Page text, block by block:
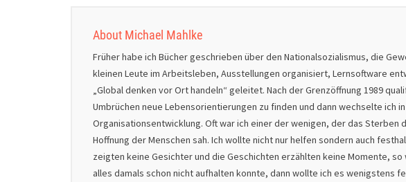
About Michael Mahlke
Früher habe ich Bücher geschrieben über den Nationalsozialismus, die
kleinen Leute im Arbeitsleben, Ausstellungen organisiert, Lernsoftware
„Global denken vor Ort handeln“ geleitet. Nach der Grenzöffnung 1989
Umbrüchen neue Lebensorientierungen zu finden und dann wechselte ich
Organisationsentwicklung. Oft war ich einer der wenigen, der das Sterben
Hoffnung der Menschen sah. Ich wollte nicht nur helfen sondern auch
zeigten keine Gesichter und die Geschichten erzählten keine Momente,
alles damals schon nicht aufhalten konnte, dann wollte ich es wenigstens